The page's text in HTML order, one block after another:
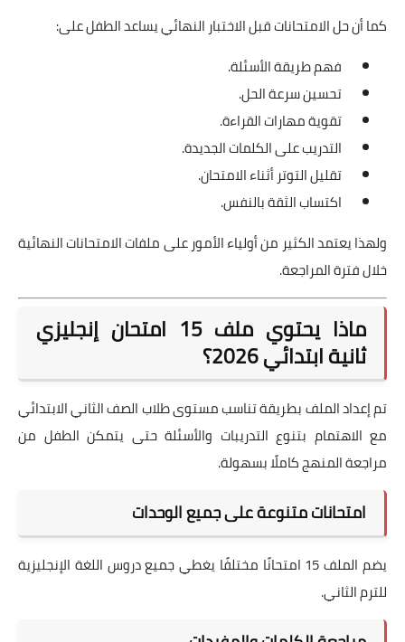
كما أن حل الامتحانات قبل الاختبار النهائي يساعد الطفل على:
فهم طريقة الأسئلة.
تحسين سرعة الحل.
تقوية مهارات القراءة.
التدريب على الكلمات الجديدة.
تقليل التوتر أثناء الامتحان.
اكتساب الثقة بالنفس.
ولهذا يعتمد الكثير من أولياء الأمور على ملفات الامتحانات النهائية
خلال فترة المراجعة.
ماذا يحتوي ملف 15 امتحان إنجليزي
ثانية ابتدائي 2026؟
تم إعداد الملف بطريقة تناسب مستوى طلاب الصف الثاني الابتدائي
مع الاهتمام بتنوع التدريبات والأسئلة حتى يتمكن الطفل من
مراجعة المنهج كاملًا بسهولة.
امتحانات متنوعة على جميع الوحدات
يضم الملف 15 امتحانًا مختلفًا يغطي جميع دروس اللغة الإنجليزية
للترم الثاني.